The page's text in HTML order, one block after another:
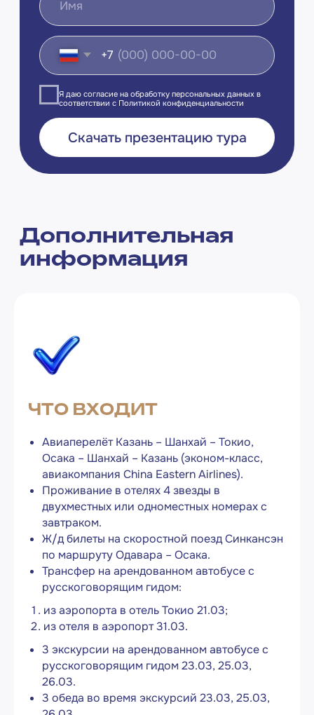
ЧТО ВХОДИТ
Авиаперелёт Казань – Шанхай – Токио,
Осака – Шанхай – Казань (эконом-класс,
авиакомпания China Eastern Airlines).
Проживание в отелях 4 звезды в
двухместных или одноместных номерах с
завтраком.
Ж/д билеты на скоростной поезд Синкансэн
по маршруту Одавара – Осака.
Трансфер на арендованном автобусе с
русскоговорящим гидом:
из аэропорта в отель Токио 21.03;
из отеля в аэропорт 31.03.
3 экскурсии на арендованном автобусе с
русскоговорящим гидом 23.03, 25.03,
26.03.
3 обеда во время экскурсий 23.03, 25.03,
*стоимость указана по курсу на 21.01.2026
5 000 ₽
Путешествуйте
с выгодой!
подарочный сертификат
на день рождения